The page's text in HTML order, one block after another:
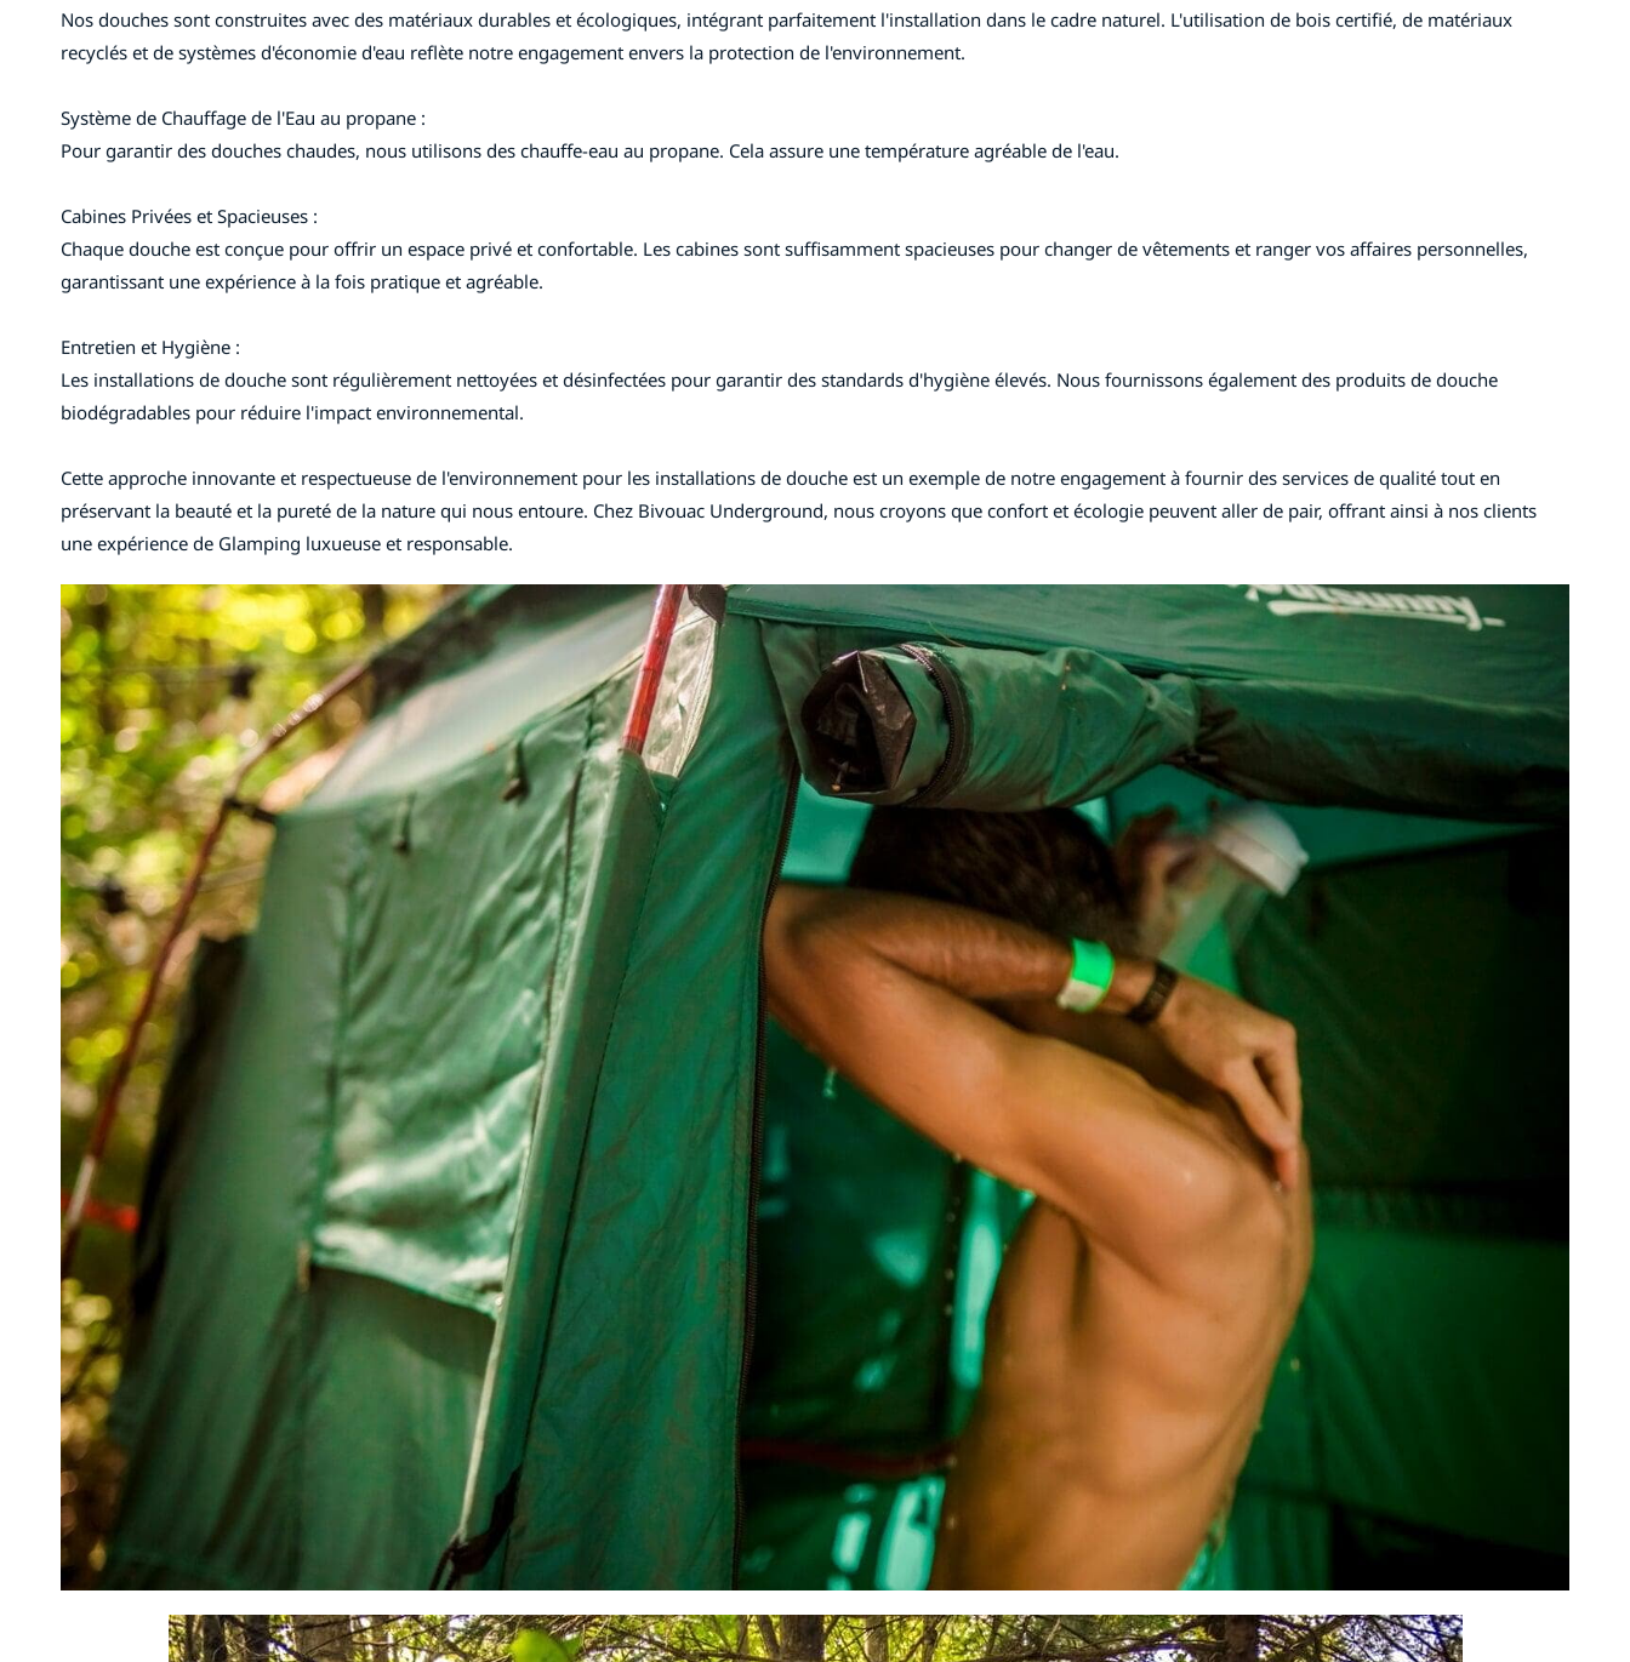
Nos douches sont construites avec des matériaux durables et écologiques, intégrant parfaitement l'installation dans le cadre naturel. L'utilisation de bois certifié, de matériaux
recyclés et de systèmes d'économie d'eau reflète notre engagement envers la protection de l'environnement.
Système de Chauffage de l'Eau au propane :
Pour garantir des douches chaudes, nous utilisons des chauffe-eau au propane. Cela assure une température agréable de l'eau.
Cabines Privées et Spacieuses :
Chaque douche est conçue pour offrir un espace privé et confortable. Les cabines sont suffisamment spacieuses pour changer de vêtements et ranger vos affaires personnelles,
garantissant une expérience à la fois pratique et agréable.
Entretien et Hygiène :
Les installations de douche sont régulièrement nettoyées et désinfectées pour garantir des standards d'hygiène élevés. Nous fournissons également des produits de douche
biodégradables pour réduire l'impact environnemental.
Cette approche innovante et respectueuse de l'environnement pour les installations de douche est un exemple de notre engagement à fournir des services de qualité tout en
préservant la beauté et la pureté de la nature qui nous entoure. Chez Bivouac Underground, nous croyons que confort et écologie peuvent aller de pair, offrant ainsi à nos clients
une expérience de Glamping luxueuse et responsable.